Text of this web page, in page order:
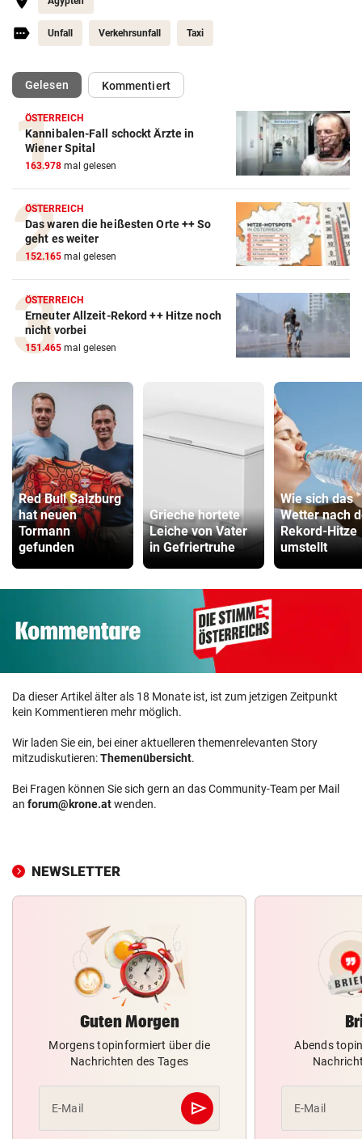
Unfall Verkehrsunfall Taxi
Gelesen(ausgewählt)Kommentiert
ÖSTERREICH
Kannibalen-Fall schockt Ärzte in
Wiener Spital
163.978 mal gelesen
ÖSTERREICH
Das waren die heißesten Orte ++ So
geht es weiter
152.165 mal gelesen
ÖSTERREICH
Erneuter Allzeit-Rekord ++ Hitze noch
nicht vorbei
151.465 mal gelesen
Red Bull Salzburg
hat neuen
Tormann
gefunden
Grieche hortete
Leiche von Vater
in Gefriertruhe
Wie sich das
Wetter nach
Rekord-Hitze
umstellt
Da dieser Artikel älter als 18 Monate ist, ist zum jetzigen Zeitpunkt
kein Kommentieren mehr möglich.
Wir laden Sie ein, bei einer aktuelleren themenrelevanten Story
mitzudiskutieren:Themenübersicht.
Bei Fragen können Sie sich gern an das Community-Team per Mail
an forum@krone.atwenden.
NEWSLETTER
Guten Morgen
Morgens topinformiert über die
Nachrichten des Tages
E-Mail send
Abschicken
Abends
E-Mail